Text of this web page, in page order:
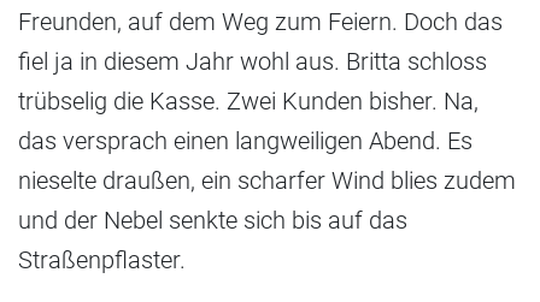
Freunden, auf dem Weg zum Feiern. Doch das
fiel ja in diesem Jahr wohl aus. Britta schloss
trübselig die Kasse. Zwei Kunden bisher. Na,
das versprach einen langweiligen Abend. Es
nieselte draußen, ein scharfer Wind blies zudem
und der Nebel senkte sich bis auf das
Straßenpflaster.